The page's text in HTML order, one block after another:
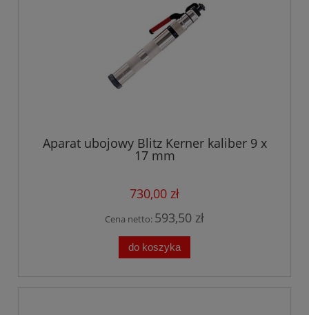
Aparat ubojowy Blitz Kerner kaliber 9 x
17 mm
730,00 zł
Cena netto: 593,50 zł
do koszyka